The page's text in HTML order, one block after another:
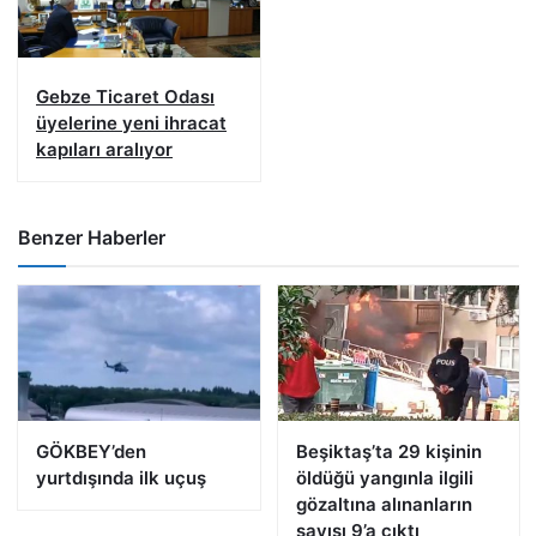
Gebze Ticaret Odası
üyelerine yeni ihracat
kapıları aralıyor
Benzer Haberler
GÖKBEY’den
yurtdışında ilk uçuş
Beşiktaş’ta 29 kişinin
öldüğü yangınla ilgili
gözaltına alınanların
sayısı 9’a çıktı